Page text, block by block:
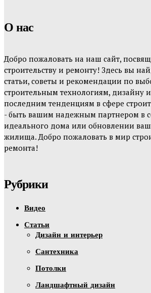
О нас
Добро пожаловать на наш сайт,
строительству и ремонту! Здесь вы
статьи, советы и рекомендации по
строительным технологиям, дизайну
последним тенденциям в сфере
- быть вашим надежным партнером в
идеального дома или обновлении
жилища. Добро пожаловать в мир
ремонта!
Рубрики
Видео
Статьи
Дизайн и интерьер
Сантехника
Потолки
Ландшафтный дизайн